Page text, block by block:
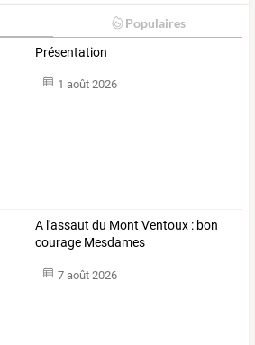
Populaires
Présentation
1 août 2026
A l'assaut du Mont Ventoux : bon
courage Mesdames
7 août 2026